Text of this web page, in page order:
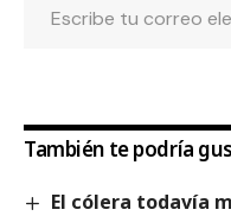
También te podría
El cólera todavía